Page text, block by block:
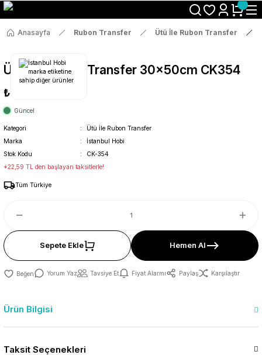
Size Özel "HG10" Koduyla Sepette Hemen %10 İndirimi Kaçırma
Anasayfa Rubon Transfer Ütü İle Rubon Transfer
Ütü İle Rub On Transfer 30x50cm CK354
₺119
Güncel
Kategori
Ütü İle Rubon Transfer
Marka
İstanbul Hobi
Stok Kodu
CK-354
*22,59 TL den başlayan taksitlerle!
Tüm Türkiye
Sepete Ekle Hemen Al
Yorum Yaz Tavsiye Et Fiyat Alarmı Paylaş Karşılaştır
Ürün Bilgisi
Taksit Seçenekleri